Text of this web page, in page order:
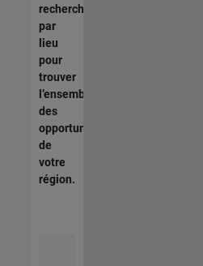
recherche
par
lieu
pour
trouver
l’ensemble
des
opportunités
de
votre
région.